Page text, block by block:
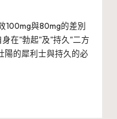
100mg與80mg的差別
在"勃起"及"持久"二方
陽的犀利士與持久的必